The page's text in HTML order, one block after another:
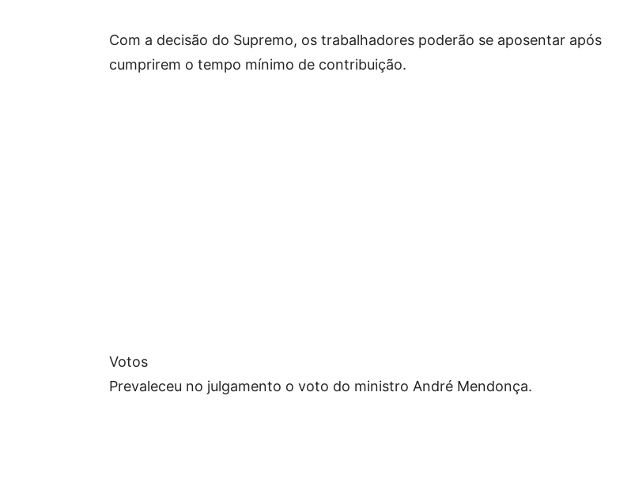
Com a decisão do Supremo, os trabalhadores poderão se aposentar após
cumprirem o tempo mínimo de contribuição.
Votos
Prevaleceu no julgamento o voto do ministro André Mendonça.